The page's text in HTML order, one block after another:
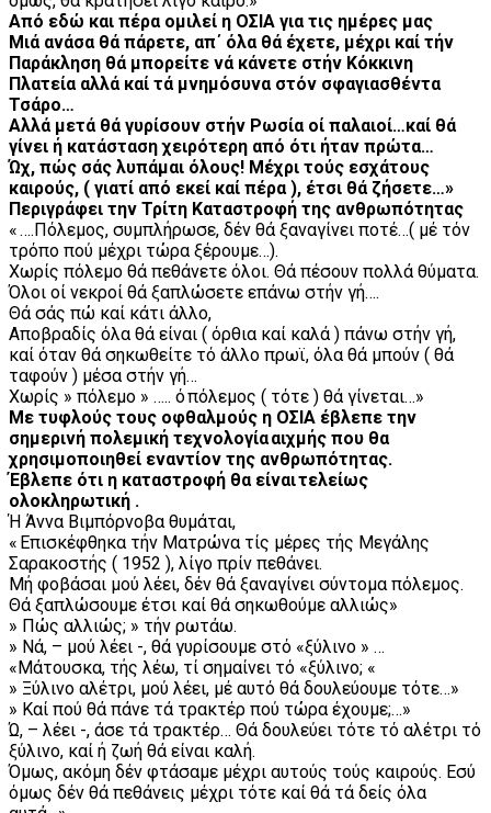
Από εδώ και πέρα ομιλεί η ΟΣΙΑ για τις ημέρες μας
Μιά ανάσα θά πάρετε, απ΄ όλα θά έχετε, μέχρι καί τήν
Παράκληση θά μπορείτε νά κάνετε στήν Κόκκινη
Πλατεία αλλά καί τά μνημόσυνα στόν σφαγιασθέντα
Τσάρο…
Αλλά μετά θά γυρίσουν στήν Ρωσία οί παλαιοί…καί θά
γίνει ή κατάσταση χειρότερη από ότι ήταν πρώτα…
Ώχ, πώς σάς λυπάμαι όλους! Μέχρι τούς εσχάτους
καιρούς, ( γιατί από εκεί καί πέρα ), έτσι θά ζήσετε…»
Περιγράφει την Τρίτη Καταστροφή της ανθρωπότητας
« ….Πόλεμος, συμπλήρωσε, δέν θά ξαναγίνει ποτέ…( μέ τόν
τρόπο πού μέχρι τώρα ξέρουμε…).
Χωρίς πόλεμο θά πεθάνετε όλοι. Θά πέσουν πολλά θύματα.
Όλοι οί νεκροί θά ξαπλώσετε επάνω στήν γή….
Θά σάς πώ καί κάτι άλλο,
Αποβραδίς όλα θά είναι ( όρθια καί καλά ) πάνω στήν γή,
καί όταν θά σηκωθείτε τό άλλο πρωϊ, όλα θά μπούν ( θά
ταφούν ) μέσα στήν γή…
Χωρίς » πόλεμο » ….. ό πόλεμος ( τότε ) θά γίνεται…»
Με τυφλούς τους οφθαλμούς η ΟΣΙΑ έβλεπε την
σημερινή πολεμική τεχνολογία αιχμής που θα
χρησιμοποιηθεί εναντίον της ανθρωπότητας.
Έβλεπε ότι η καταστροφή θα είναι τελείως
ολοκληρωτική .
Ή Άννα Βιμπόρνοβα θυμάται,
« Επισκέφθηκα τήν Ματρώνα τίς μέρες τής Μεγάλης
Σαρακοστής ( 1952 ), λίγο πρίν πεθάνει.
Μή φοβάσαι μού λέει, δέν θά ξαναγίνει σύντομα πόλεμος.
Θά ξαπλώσουμε έτσι καί θά σηκωθούμε αλλιώς»
» Πώς αλλιώς; » τήν ρωτάω.
» Νά, – μού λέει -, θά γυρίσουμε στό «ξύλινο » …
«Μάτουσκα, τής λέω, τί σημαίνει τό «ξύλινο; «
» Ξύλινο αλέτρι, μού λέει, μέ αυτό θά δουλεύουμε τότε…»
» Καί πού θά πάνε τά τρακτέρ πού τώρα έχουμε;…»
Ώ, – λέει -, άσε τά τρακτέρ… Θά δουλεύει τότε τό αλέτρι τό
ξύλινο, καί ή ζωή θά είναι καλή.
Όμως, ακόμη δέν φτάσαμε μέχρι αυτούς τούς καιρούς. Εσύ
όμως δέν θά πεθάνεις μέχρι τότε καί θά τά δείς όλα